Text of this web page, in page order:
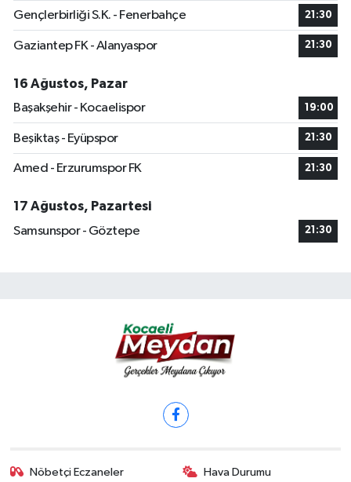
Gençlerbirliği S.K. - Fenerbahçe 21:30
Gaziantep FK - Alanyaspor 21:30
16 Ağustos, Pazar
Başakşehir - Kocaelispor
19:00
Beşiktaş - Eyüpspor 21:30
Amed - Erzurumspor FK 21:30
17 Ağustos, Pazartesi
Samsunspor - Göztepe
21:30
Nöbetçi Eczaneler Hava Durumu